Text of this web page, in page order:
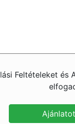
Feltételeket